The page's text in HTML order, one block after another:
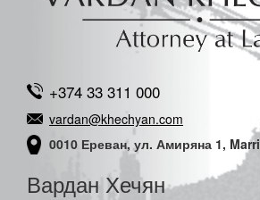
+374 33 311 000
vardan@khechyan.com
0010 Ереван, ул. Амиряна 1,
Вардан Хечян